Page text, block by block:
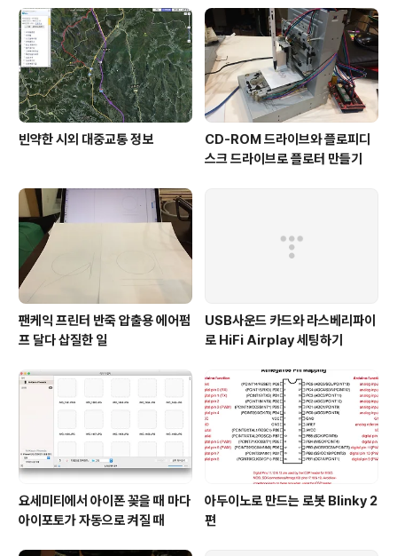
과 그의 동료이자 후배들의 손을 통해서 나왔다. 이렇게 아
이폰을 깔끔하게 올려 놓을 수 있다. 불안해보이는가? 아이
폰을 들어 보면 아니란걸 알 수 있다. 아이폰을 들어내면 아
래 사진과 같이 가운데가..
빈약한 시외 대중교통 정보
CD-ROM 드라이브와 플로피디
스크 드라이브로 플로터 만들기
팬케익 프린터 반죽 압출용 에어펌
프 달다 삽질한 일
USB사운드 카드와 라스베리파이
로 HiFi Airplay 세팅하기
요세미티에서 아이폰 꽂을 때 마다
아이포토가 자동으로 켜질 때
아두이노로 만드는 로봇 Blinky 2
편